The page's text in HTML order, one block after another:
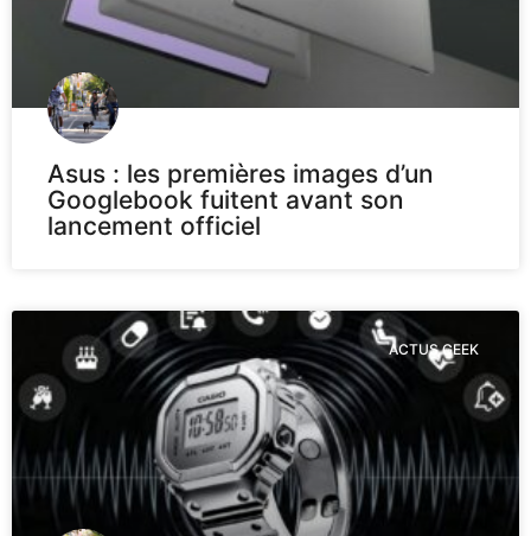
Asus : les premières images d’un
Googlebook fuitent avant son
lancement officiel
ACTUS GEEK